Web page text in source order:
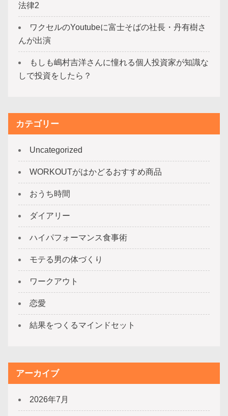
法律2
ワクセルのYoutubeに富士そばの社長・丹有樹さ
んが出演
もしも嶋村吉洋さんに憧れる個人投資家が知識な
しで投資をしたら？
カテゴリー
Uncategorized
WORKOUTがはかどるおすすめ商品
おうち時間
ダイアリー
ハイパフォーマンス食事術
モテる男の体づくり
ワークアウト
恋愛
結果をつくるマインドセット
アーカイブ
2026年7月